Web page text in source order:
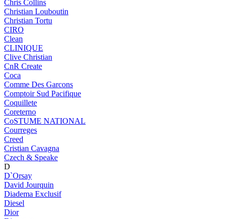
Chris Collins
Christian Louboutin
Christian Tortu
CIRO
Clean
CLINIQUE
Clive Christian
CnR Create
Coca
Comme Des Garcons
Comptoir Sud Pacifique
Coquillete
Coreterno
CoSTUME NATIONAL
Courreges
Creed
Cristian Cavagna
Czech & Speake
D
D`Orsay
David Jourquin
Diadema Exclusif
Diesel
Dior